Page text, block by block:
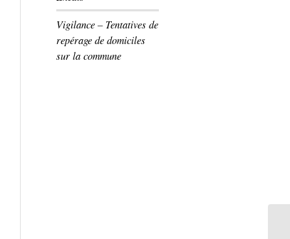
Vigilance – Tentatives de
repérage de domiciles
sur la commune